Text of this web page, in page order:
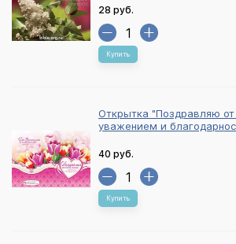
28 руб.
Купить
Открытка "Поздравляю
уважением и
40 руб.
Купить